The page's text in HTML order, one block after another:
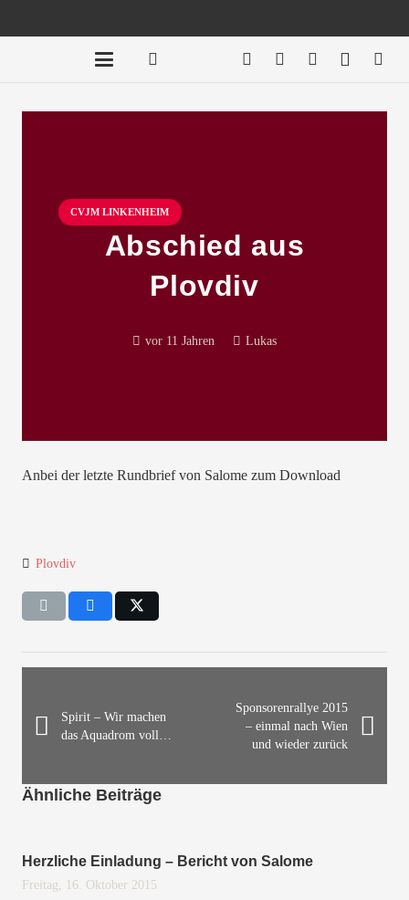
CVJM LINKENHEIM
Abschied aus
Plovdiv
vor 11 Jahren Lukas
Anbei der letzte Rundbrief von Salome zum Download
Plovdiv
Spirit – Wir machen
das Aquadrom voll…
Sponsorenrallye 2015
– einmal nach Wien
und wieder zurück
Ähnliche Beiträge
Herzliche Einladung – Bericht von Salome
Freitag, 16. Oktober 2015